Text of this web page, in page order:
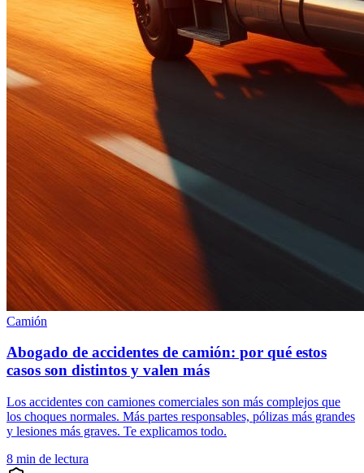
Camión
Abogado de accidentes de camión: por qué estos
casos son distintos y valen más
Los accidentes con camiones comerciales son más complejos que
los choques normales. Más partes responsables, pólizas más grandes
y lesiones más graves. Te explicamos todo.
8 min de lectura